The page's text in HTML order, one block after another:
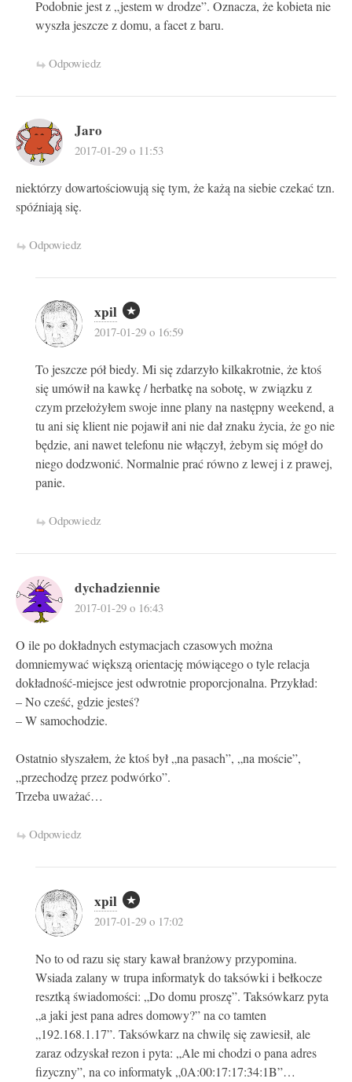
Podobnie jest z „jestem w drodze”. Oznacza, że kobieta nie
wyszła jeszcze z domu, a facet z baru.
Odpowiedz
Jaro
2017-01-29 o 11:53
niektórzy dowartościowują się tym, że każą na siebie czekać tzn.
spóźniają się.
Odpowiedz
xpil
2017-01-29 o 16:59
To jeszcze pół biedy. Mi się zdarzyło kilkakrotnie, że ktoś
się umówił na kawkę / herbatkę na sobotę, w związku z
czym przełożyłem swoje inne plany na następny weekend, a
tu ani się klient nie pojawił ani nie dał znaku życia, że go nie
będzie, ani nawet telefonu nie włączył, żebym się mógł do
niego dodzwonić. Normalnie prać równo z lewej i z prawej,
panie.
Odpowiedz
dychadziennie
2017-01-29 o 16:43
O ile po dokładnych estymacjach czasowych można
domniemywać większą orientację mówiącego o tyle relacja
dokładność-miejsce jest odwrotnie proporcjonalna. Przykład:
– No cześć, gdzie jesteś?
– W samochodzie.
Ostatnio słyszałem, że ktoś był „na pasach”, „na moście”,
„przechodzę przez podwórko”.
Trzeba uważać…
Odpowiedz
xpil
2017-01-29 o 17:02
No to od razu się stary kawał branżowy przypomina.
Wsiada zalany w trupa informatyk do taksówki i bełkocze
resztką świadomości: „Do domu proszę”. Taksówkarz pyta
„a jaki jest pana adres domowy?” na co tamten
„192.168.1.17”. Taksówkarz na chwilę się zawiesił, ale
zaraz odzyskał rezon i pyta: „Ale mi chodzi o pana adres
fizyczny”, na co informatyk „0A:00:17:17:34:1B”…